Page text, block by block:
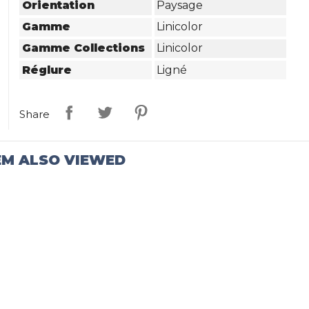
Orientation
Paysage
Gamme
Linicolor
Gamme Collections
Linicolor
Réglure
Ligné
Share
ALSO VIEWED